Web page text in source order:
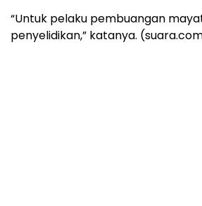
“Untuk pelaku pembuangan
penyelidikan,” katanya.